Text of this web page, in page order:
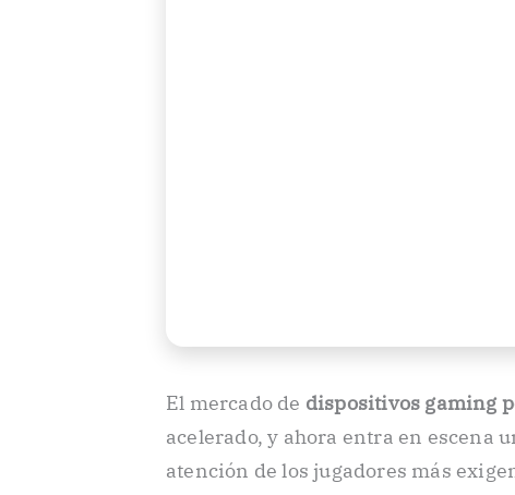
El mercado de dispositivos gaming
acelerado, y ahora entra en escena
atención de los jugadores más